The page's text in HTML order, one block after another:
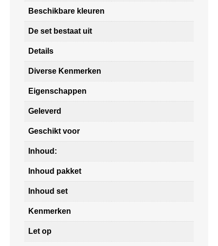
Beschikbare kleuren
De set bestaat uit
Details
Diverse Kenmerken
Eigenschappen
Geleverd
Geschikt voor
Inhoud:
Inhoud pakket
Inhoud set
Kenmerken
Let op